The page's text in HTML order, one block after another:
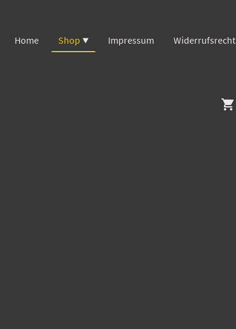
Home Shop Impressum Widerrufsrecht